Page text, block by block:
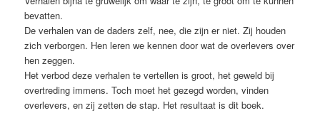
bevatten.
De verhalen van de daders zelf, nee, die zijn er niet. Zij houden
zich verborgen. Hen leren we kennen door wat de overlevers over
hen zeggen.
Het verbod deze verhalen te vertellen is groot, het geweld bij
overtreding immens. Toch moet het gezegd worden, vinden
overlevers, en zij zetten de stap. Het resultaat is dit boek.